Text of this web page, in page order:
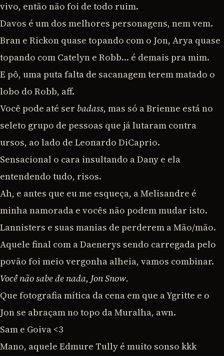
vivo, então não foi de todo ruim.
Davos é um dos melhores personagens, nem vem.
Bran e Rickon quase topando com o Jon, Arya quase
topando com Catelyn e Robb… é demais pra mim.
E pô, uma puta falta de sacanagem terem matado o
lobo do Robb, aff.
Você pode até ser badass, mas só a Brienne está no
seleto grupo de pessoas que já lutaram contra
ursos, ao lado de Leonardo DiCaprio.
Sensacional o cara insultando a Dany e ela
entendendo tudo, risos.
Ah, e antes que eu me esqueça, a Melisandre é
minha namorada e vocês não podem mudar isto.
Lannisters e suas manias de perderem a Mão/mão.
Aquele final com a Daenerys sendo carregada pelo
povão foi meio vergonha alheia, vamos combinar.
Você não sabe de nada, Jon Snow.
Que fotografia mítica da cena em que a Ygritte e o
Jon se abraçam no topo da Muralha, awn.
Sam e Goiva <3
Mano, aquele Edmure Tully é muito sonso kkk